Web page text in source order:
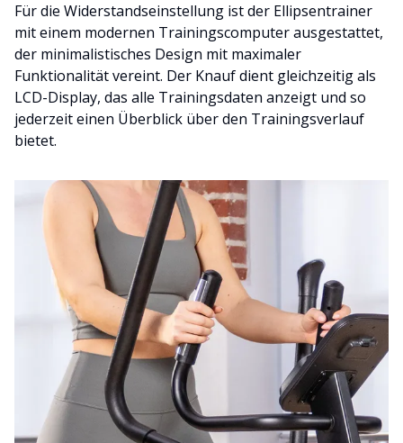
Für die Widerstandseinstellung ist der Ellipsentrainer
mit einem modernen Trainingscomputer ausgestattet,
der minimalistisches Design mit maximaler
Funktionalität vereint. Der Knauf dient gleichzeitig als
LCD-Display, das alle Trainingsdaten anzeigt und so
jederzeit einen Überblick über den Trainingsverlauf
bietet.